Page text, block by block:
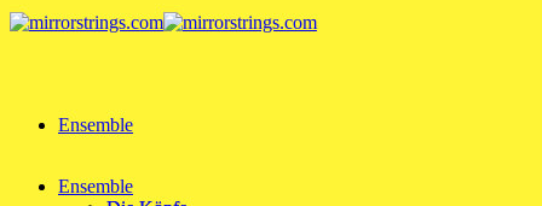
Ensemble
Ensemble